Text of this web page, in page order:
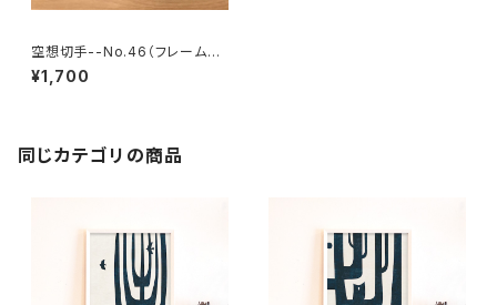
空想切手--No.46（フレーム
付、切手風プチアート）
¥1,700
同じカテゴリの商品